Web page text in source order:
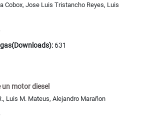
Cobox, Jose Luis Tristancho Reyes, Luis
631
motor diesel
Luis M. Mateus, Alejandro Marañon